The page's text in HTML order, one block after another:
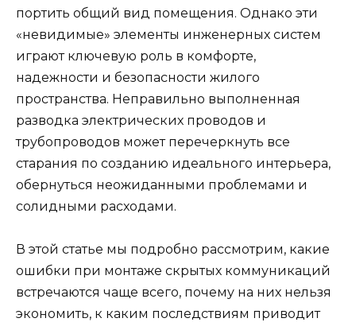
портить общий вид помещения. Однако эти
«невидимые» элементы инженерных систем
играют ключевую роль в комфорте,
надежности и безопасности жилого
пространства. Неправильно выполненная
разводка электрических проводов и
трубопроводов может перечеркнуть все
старания по созданию идеального интерьера,
обернуться неожиданными проблемами и
солидными расходами.
В этой статье мы подробно рассмотрим, какие
ошибки при монтаже скрытых коммуникаций
встречаются чаще всего, почему на них нельзя
экономить, к каким последствиям приводит